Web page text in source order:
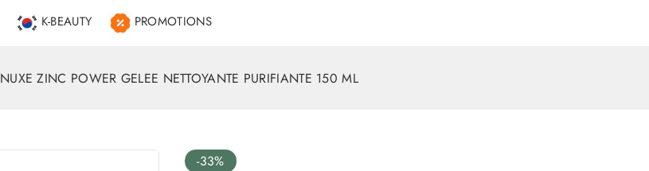
K-BEAUTY PROMOTIONS
NUXE ZINC POWER GELEE NETTOYANTE PURIFIANTE 150 ML
-33%